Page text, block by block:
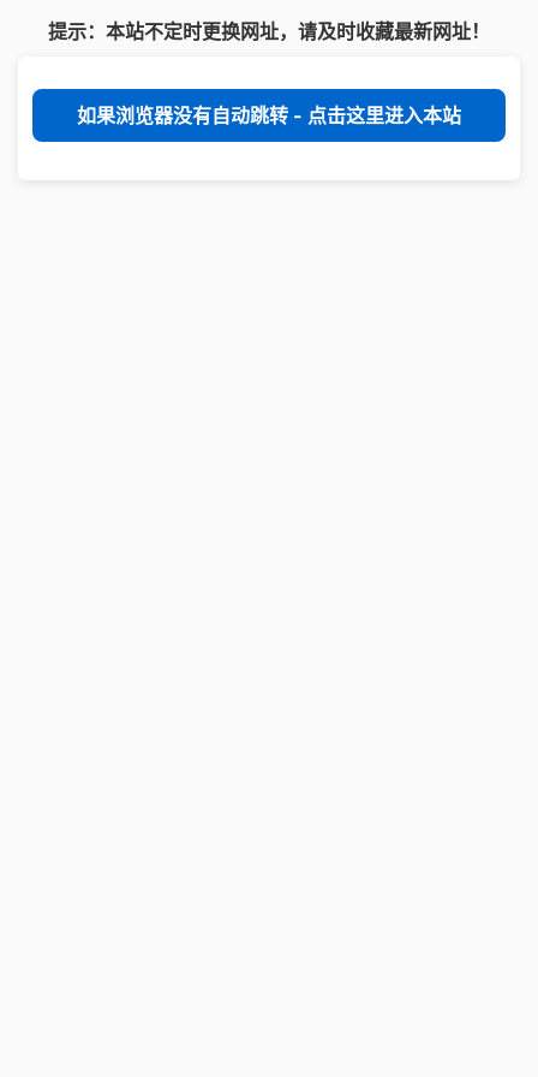
提示：本站不定时更换网址，请及时收藏最新网址！
如果浏览器没有自动跳转 - 点击这里进入本站